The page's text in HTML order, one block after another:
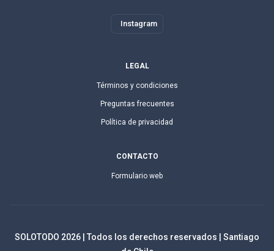
Instagram
LEGAL
Términos y condiciones
Preguntas frecuentes
Política de privacidad
CONTACTO
Formulario web
SOLOTODO 2026 | Todos los derechos reservados | Santiago